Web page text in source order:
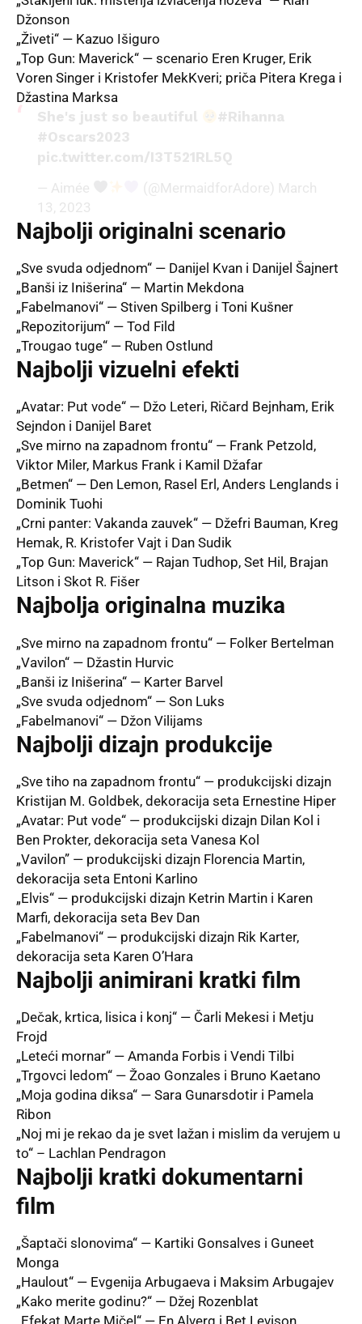
Džonson
„Živeti“ — Kazuo Išiguro
„Top Gun: Maverick“ — scenario Eren Kruger, Erik
Voren Singer i Kristofer MekKveri; priča Pitera Krega i
Džastina Marksa
She's just so beautiful
#Rihanna
#Oscars2023
pic.twitter.com/I3T521RL5Q
— Aimée
(@MermaidforAdore) March
13, 2023
Najbolji originalni scenario
„Sve svuda odjednom“ — Danijel Kvan i Danijel Šajnert
„Banši iz Inišerina“ — Martin Mekdona
„Fabelmanovi“ — Stiven Spilberg i Toni Kušner
„Repozitorijum“ — Tod Fild
„Trougao tuge“ — Ruben Ostlund
Najbolji vizuelni efekti
„Avatar: Put vode“ — Džo Leteri, Ričard Bejnham, Erik
Sejndon i Danijel Baret
„Sve mirno na zapadnom frontu“ — Frank Petzold,
Viktor Miler, Markus Frank i Kamil Džafar
„Betmen“ — Den Lemon, Rasel Erl, Anders Lenglands i
Dominik Tuohi
„Crni panter: Vakanda zauvek“ — Džefri Bauman, Kreg
Hemak, R. Kristofer Vajt i Dan Sudik
„Top Gun: Maverick“ — Rajan Tudhop, Set Hil, Brajan
Litson i Skot R. Fišer
Najbolja originalna muzika
„Sve mirno na zapadnom frontu“ — Folker Bertelman
„Vavilon“ — Džastin Hurvic
„Banši iz Inišerina“ — Karter Barvel
„Sve svuda odjednom“ — Son Luks
„Fabelmanovi“ — Džon Vilijams
Najbolji dizajn produkcije
„Sve tiho na zapadnom frontu“ — produkcijski dizajn
Kristijan M. Goldbek, dekoracija seta Ernestine Hiper
„Avatar: Put vode“ — produkcijski dizajn Dilan Kol i
Ben Prokter, dekoracija seta Vanesa Kol
„Vavilon” — produkcijski dizajn Florencia Martin,
dekoracija seta Entoni Karlino
„Elvis“ — produkcijski dizajn Ketrin Martin i Karen
Marfi, dekoracija seta Bev Dan
„Fabelmanovi“ — produkcijski dizajn Rik Karter,
dekoracija seta Karen O’Hara
Najbolji animirani kratki film
„Dečak, krtica, lisica i konj“ — Čarli Mekesi i Metju
Frojd
„Leteći mornar“ — Amanda Forbis i Vendi Tilbi
„Trgovci ledom“ — Žoao Gonzales i Bruno Kaetano
„Moja godina diksa“ — Sara Gunarsdotir i Pamela
Ribon
„Noj mi je rekao da je svet lažan i mislim da verujem u
to“ – Lachlan Pendragon
Najbolji kratki dokumentarni
film
„Šaptači slonovima“ — Kartiki Gonsalves i Guneet
Monga
„Haulout“ — Evgenija Arbugaeva i Maksim Arbugajev
„Kako merite godinu?“ — Džej Rozenblat